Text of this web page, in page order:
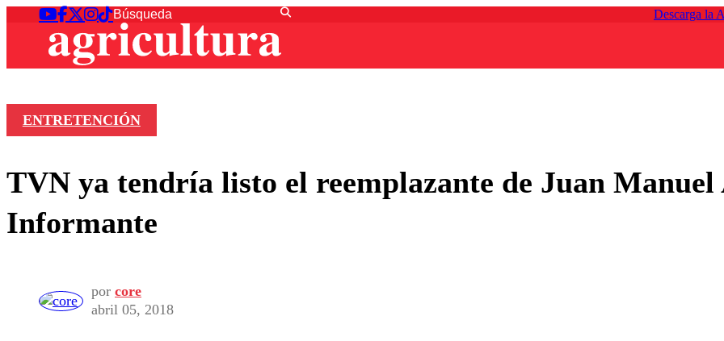
Descarga la
ENTRETENCIÓN
TVN ya tendría listo el reemplazante de Juan
Informante
por core
abril 05, 2018